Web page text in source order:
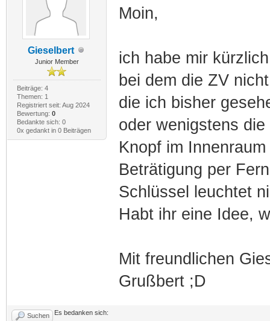
Gieselbert
Junior Member
Beiträge: 4
Themen: 1
Registriert seit: Aug 2024
Bewertung: 0
Bedankte sich: 0
0x gedankt in 0 Beiträgen
Moin,
ich habe mir
bei dem die ZV
die ich bisher
oder wenigstens
Knopf im
Beträtigung per
Schlüssel leuchtet
Habt ihr eine Idee,
Mit freundlichen
Grußbert ;D
Suchen Es bedanken sich: